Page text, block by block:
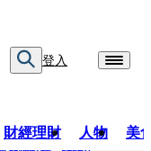
登入
財經理財 人物 美